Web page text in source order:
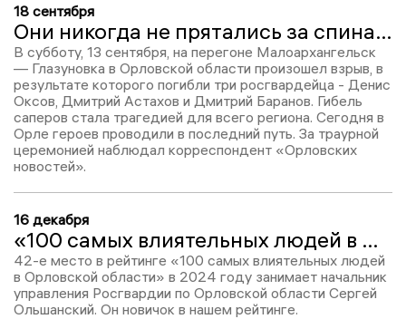
18 сентября
Они никогда не прятались за спинами других: как орловцы прощались с погибшими на ЖД-путях росгвардейцами
В субботу, 13 сентября, на перегоне Малоархангельск
— Глазуновка в Орловской области произошел взрыв, в
результате которого погибли три росгвардейца - Денис
Оксов, Дмитрий Астахов и Дмитрий Баранов. Гибель
саперов стала трагедией для всего региона. Сегодня в
Орле героев проводили в последний путь. За траурной
церемонией наблюдал корреспондент «Орловских
новостей».
16 декабря
«100 самых влиятельных людей в Орловской области-2024»: Сергей Ольшанский – 42 (new)
42-е место в рейтинге «100 самых влиятельных людей
в Орловской области» в 2024 году занимает начальник
управления Росгвардии по Орловской области Сергей
Ольшанский. Он новичок в нашем рейтинге.